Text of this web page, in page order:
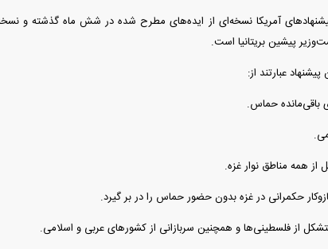
آمریکا نسخه‌ای از ایده‌های مطرح شده در شش ماه گذشته و
پیشین بریتانیا است.
عبارتند از:
باقی‌مانده حماس.
از همه مناطق نوار غزه.
حکمرانی در غزه بدون حضور حماس را در بر گیرد.
از فلسطینی‌ها و همچنین سربازانی از کشور‌های عربی و اسلامی.